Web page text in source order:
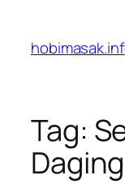
content
Tag: